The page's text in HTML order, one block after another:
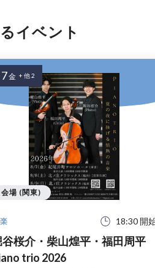
イベント
18:30 開
谷桜介・柴山煌平・福田周平
trio 2026
会場 (関東)
7金 + 他 2